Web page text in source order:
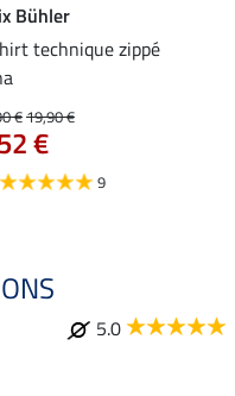
Bühler
technique zippé
€19,90 €
€
9
5.0